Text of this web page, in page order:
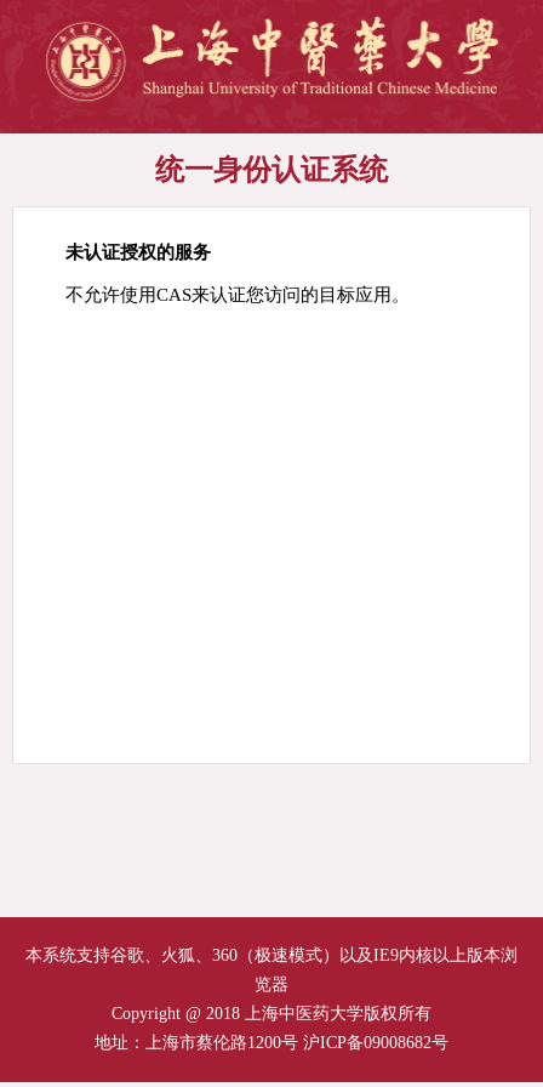
统一身份认证系统
未认证授权的服务
不允许使用CAS来认证您访问的目标应用。
本系统支持谷歌、火狐、360（极速模式）以及IE9内核以上版本浏
览器
Copyright @ 2018 上海中医药大学版权所有
地址：上海市蔡伦路1200号 沪ICP备09008682号